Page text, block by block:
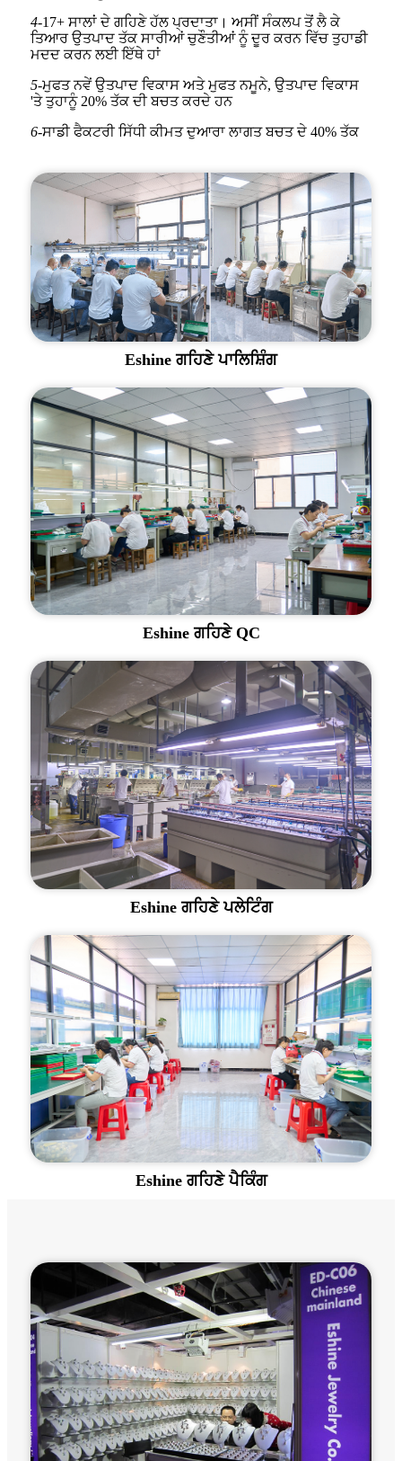
4-17+ ਸਾਲਾਂ ਦੇ ਗਹਿਣੇ ਹੱਲ ਪ੍ਰਦਾਤਾ। ਅਸੀਂ ਸੰਕਲਪ ਤੋਂ ਲੈ ਕੇ
ਤਿਆਰ ਉਤਪਾਦ ਤੱਕ ਸਾਰੀਆਂ ਚੁਣੌਤੀਆਂ ਨੂੰ ਦੂਰ ਕਰਨ ਵਿੱਚ ਤੁਹਾਡੀ
ਮਦਦ ਕਰਨ ਲਈ ਇੱਥੇ ਹਾਂ
5-ਮੁਫਤ ਨਵੇਂ ਉਤਪਾਦ ਵਿਕਾਸ ਅਤੇ ਮੁਫਤ ਨਮੂਨੇ, ਉਤਪਾਦ ਵਿਕਾਸ
'ਤੇ ਤੁਹਾਨੂੰ 20% ਤੱਕ ਦੀ ਬਚਤ ਕਰਦੇ ਹਨ
6-ਸਾਡੀ ਫੈਕਟਰੀ ਸਿੱਧੀ ਕੀਮਤ ਦੁਆਰਾ ਲਾਗਤ ਬਚਤ ਦੇ 40% ਤੱਕ
Eshine ਗਹਿਣੇ ਪਾਲਿਸ਼ਿੰਗ
Eshine ਗਹਿਣੇ QC
Eshine ਗਹਿਣੇ ਪਲੇਟਿੰਗ
Eshine ਗਹਿਣੇ ਪੈਕਿੰਗ